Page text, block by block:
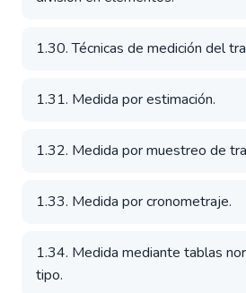
1.30. Técnicas de medición del
1.31. Medida por estimación.
1.32. Medida por muestreo de
1.33. Medida por cronometraje.
1.34. Medida mediante tablas
tipo.